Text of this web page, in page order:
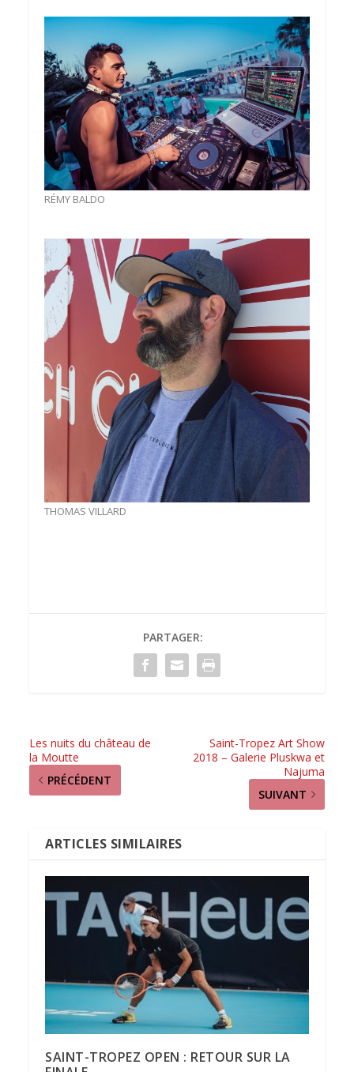
RÉMY BALDO
THOMAS VILLARD
PARTAGER:
Les nuits du château de
la Moutte
PRÉCÉDENT
Saint-Tropez Art Show
2018 – Galerie Pluskwa et
Najuma
SUIVANT
ARTICLES SIMILAIRES
SAINT-TROPEZ OPEN : RETOUR SUR LA